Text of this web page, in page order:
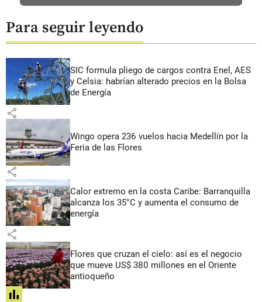
Para seguir leyendo
SIC formula pliego de cargos contra Enel, AES
y Celsia: habrían alterado precios en la Bolsa
de Energía
share
Wingo opera 236 vuelos hacia Medellín por la
Feria de las Flores
share
Calor extremo en la costa Caribe: Barranquilla
alcanza los 35°C y aumenta el consumo de
energía
share
Flores que cruzan el cielo: así es el negocio
que mueve US$ 380 millones en el Oriente
antioqueño
share